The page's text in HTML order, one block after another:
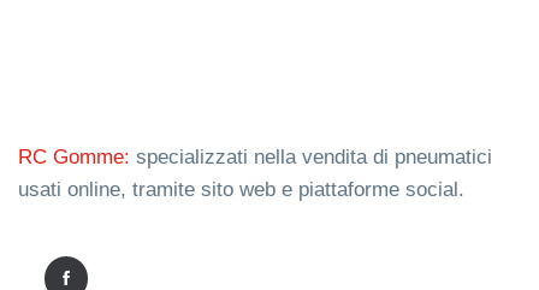
RC Gomme: specializzati nella vendita di pneumatici
usati online, tramite sito web e piattaforme social.